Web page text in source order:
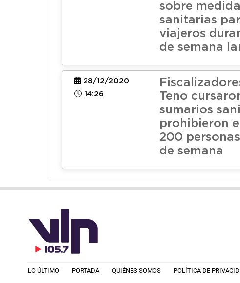
sobre
sanitarias
viajeros
de semana
28/12/2020
14:26
Teno
sumarios
prohibieron
200
de semana
LO ÚLTIMO PORTADA QUIÉNES SOMOS POLÍTICA DE